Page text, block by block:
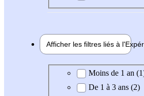
Afficher les filtres liés à l'
Expérience demandée
Moins de 1 an
De 1 à 3 ans (2)